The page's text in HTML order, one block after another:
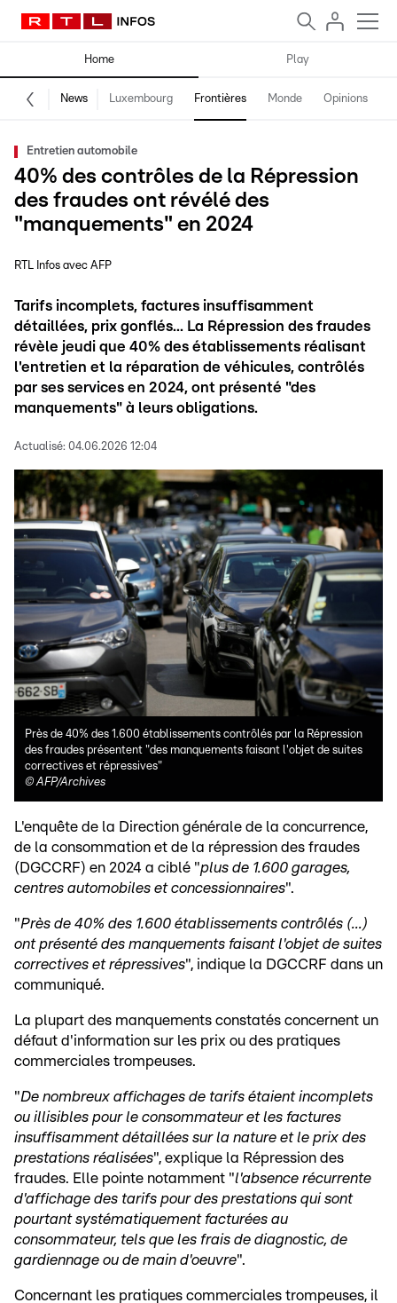
Home Play
News Luxembourg Frontières Monde Opinions
Entretien automobile
40% des contrôles de la Répression
des fraudes ont révélé des
"manquements" en 2024
RTL Infos avec AFP
Tarifs incomplets, factures insuffisamment
détaillées, prix gonflés... La Répression des fraudes
révèle jeudi que 40% des établissements réalisant
l'entretien et la réparation de véhicules, contrôlés
par ses services en 2024, ont présenté "des
manquements" à leurs obligations.
Actualisé: 04.06.2026 12:04
Près de 40% des 1.600 établissements contrôlés par la Répression
des fraudes présentent "des manquements faisant l'objet de suites
correctives et répressives"
©AFP/Archives
L'enquête de la Direction générale de la concurrence,
de la consommation et de la répression des fraudes
(DGCCRF) en 2024 a ciblé "plus de 1.600 garages,
centres automobiles et concessionnaires".
"Près de 40% des 1.600 établissements contrôlés (...)
ont présenté des manquements faisant l'objet de suites
correctives et répressives", indique la DGCCRF dans un
communiqué.
La plupart des manquements constatés concernent un
défaut d'information sur les prix ou des pratiques
commerciales trompeuses.
"De nombreux affichages de tarifs étaient incomplets
ou illisibles pour le consommateur et les factures
insuffisamment détaillées sur la nature et le prix des
prestations réalisées", explique la Répression des
fraudes. Elle pointe notamment "l'absence récurrente
d'affichage des tarifs pour des prestations qui sont
pourtant systématiquement facturées au
consommateur, tels que les frais de diagnostic, de
gardiennage ou de main d'oeuvre".
Concernant les pratiques commerciales trompeuses, il